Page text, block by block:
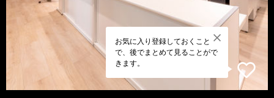
お気に入り登録しておくこと
で、後でまとめて見ることがで
きます。